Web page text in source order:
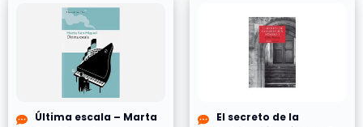
Última escala – Marta
El secreto de la